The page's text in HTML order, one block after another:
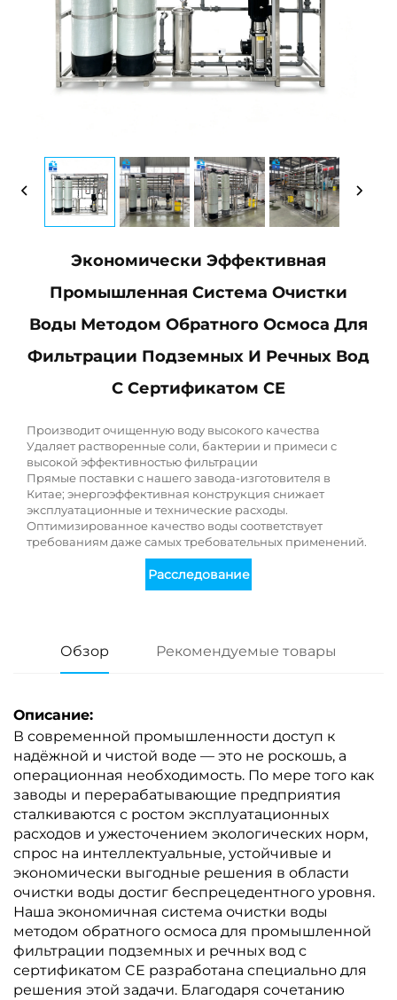
Экономически Эффективная
Промышленная Система Очистки
Воды Методом Обратного Осмоса Для
Фильтрации Подземных И Речных Вод
С Сертификатом CE
Производит очищенную воду высокого качества
Удаляет растворенные соли, бактерии и примеси с
высокой эффективностью фильтрации
Прямые поставки с нашего завода-изготовителя в
Китае; энергоэффективная конструкция снижает
эксплуатационные и технические расходы.
Оптимизированное качество воды соответствует
требованиям даже самых требовательных применений.
Расследование
Обзор Рекомендуемые товары
Описание:
В современной промышленности доступ к
надёжной и чистой воде — это не роскошь, а
операционная необходимость. По мере того как
заводы и перерабатывающие предприятия
сталкиваются с ростом эксплуатационных
расходов и ужесточением экологических норм,
спрос на интеллектуальные, устойчивые и
экономически выгодные решения в области
очистки воды достиг беспрецедентного уровня.
Наша экономичная система очистки воды
методом обратного осмоса для промышленной
фильтрации подземных и речных вод с
сертификатом CE разработана специально для
решения этой задачи. Благодаря сочетанию